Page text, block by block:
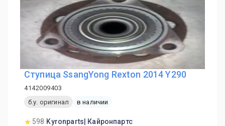
Ступица SsangYong Rexton 2014 Y290
4142009403
б.у. оригинал
в наличии
598 Kyronparts| Кайронпартс